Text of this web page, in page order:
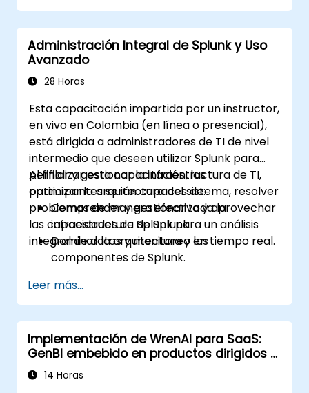
Administración Integral de Splunk y Uso
Avanzado
28 Horas
Esta capacitación impartida por un instructor,
en vivo en Colombia (en línea o presencial),
está dirigida a administradores de TI de nivel
intermedio que deseen utilizar Splunk para
perfilar y gestionar la infraestructura de TI,
optimizar la arquitectura del sistema, resolver
problemas de manera efectiva y aprovechar
las capacidades de Splunk para un análisis
integral de datos y monitoreo en tiempo real.
Al finalizar esta capacitación, los
participantes serán capaces de:
Comprender y gestionar toda la
infraestructura de Splunk.
Dominar la arquitectura y los
componentes de Splunk.
avanzados de manera eficaz.
Aprovechar al máximo Splunk para el
análisis de datos, el monitoreo y la
generación de informes.
Administrar entradas de datos, gestión de
usuarios y configuraciones del sistema.
Leer más...
Implementación de WrenAI para SaaS:
GenBI embebido en productos dirigidos a
clientes
14 Horas